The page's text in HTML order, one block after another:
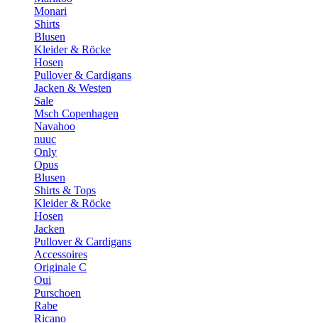
Monari
Shirts
Blusen
Kleider & Röcke
Hosen
Pullover & Cardigans
Jacken & Westen
Sale
Msch Copenhagen
Navahoo
nuuc
Only
Opus
Blusen
Shirts & Tops
Kleider & Röcke
Hosen
Jacken
Pullover & Cardigans
Accessoires
Originale C
Oui
Purschoen
Rabe
Ricano